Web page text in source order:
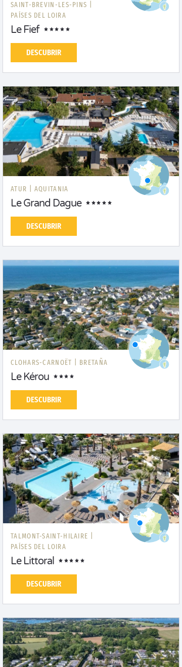
SAINT-BREVIN-LES-PINS |
PAÍSES DEL LOIRA
Le Fief
DESCUBRIR
ATUR | AQUITANIA
Le Grand Dague
DESCUBRIR
CLOHARS-CARNOËT | BRETAÑA
Le Kérou
DESCUBRIR
TALMONT-SAINT-HILAIRE |
PAÍSES DEL LOIRA
Le Littoral
DESCUBRIR